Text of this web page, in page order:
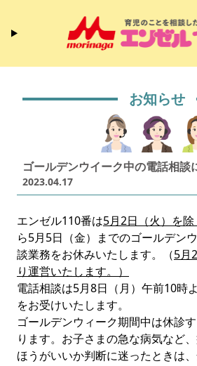
お知らせ
ゴールデンウイーク中の電話相談
2023.04.17
エンゼル110番は5月2日（火）を除
ら5月5日（金）までのゴールデン
談業務をお休みいたします。（5月2
り運営いたします。）
電話相談は5月8日（月）午前10時
をお受けいたします。
ゴールデンウィーク期間中は休診
ります。お子さまの急な病気など
ほうがいいか判断に迷ったときは